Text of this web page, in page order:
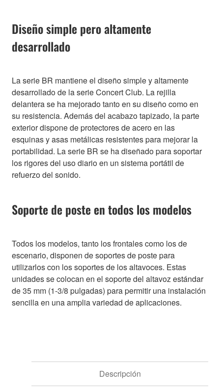
Diseño simple pero altamente
desarrollado
La serie BR mantiene el diseño simple y altamente
desarrollado de la serie Concert Club. La rejilla
delantera se ha mejorado tanto en su diseño como en
su resistencia. Además del acabazo tapizado, la parte
exterior dispone de protectores de acero en las
esquinas y asas metálicas resistentes para mejorar la
portabilidad. La serie BR se ha diseñado para soportar
los rigores del uso diario en un sistema portátil de
refuerzo del sonido.
Soporte de poste en todos los modelos
Todos los modelos, tanto los frontales como los de
escenario, disponen de soportes de poste para
utilizarlos con los soportes de los altavoces. Estas
unidades se colocan en el soporte del altavoz estándar
de 35 mm (1-3/8 pulgadas) para permitir una instalación
sencilla en una amplia variedad de aplicaciones.
Descripción